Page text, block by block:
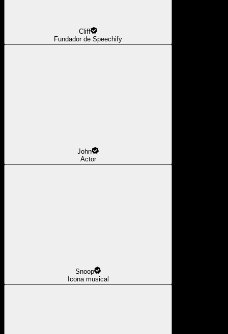
Cliff
Fundador de Speechify
John
Actor
Snoop
Icona musical